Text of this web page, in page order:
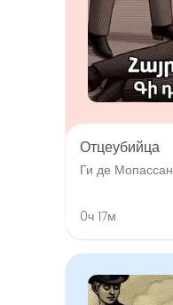
Отцеубийца
Ги де Мопассан
0ч 17м